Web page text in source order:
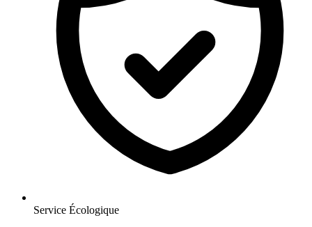
Service Écologique